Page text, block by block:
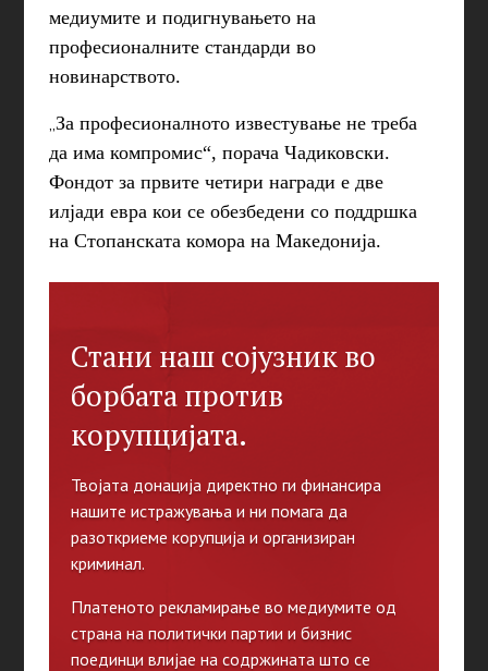
медиумите и подигнувањето на
професионалните стандарди во
новинарството.
За професионалното известување не треба
да има компромис“, порача Чадиковски.
Фондот за првите четири награди е две
илјади евра кои се обезбедени со поддршка
на Стопанската комора на Македонија.
Стани наш сојузник во
борбата против
корупцијата.
Твојата донација директно ги финансира
нашите истражувања и ни помага да
разоткриеме корупција и организиран
криминал.
Платеното рекламирање во медиумите од
страна на политички партии и бизнис
поединци влијае на содржината што се